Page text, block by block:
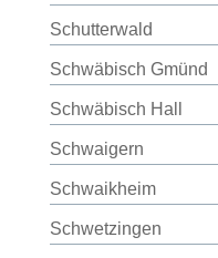
Schutterwald
Schwäbisch Gmünd
Schwäbisch Hall
Schwaigern
Schwaikheim
Schwetzingen